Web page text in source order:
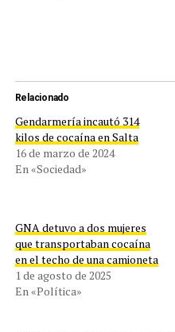
Relacionado
Gendarmería incautó 314
kilos de cocaína en Salta
16 de marzo de 2024
En «Sociedad»
GNA detuvo a dos mujeres
que transportaban cocaína
en el techo de una camioneta
1 de agosto de 2025
En «Política»